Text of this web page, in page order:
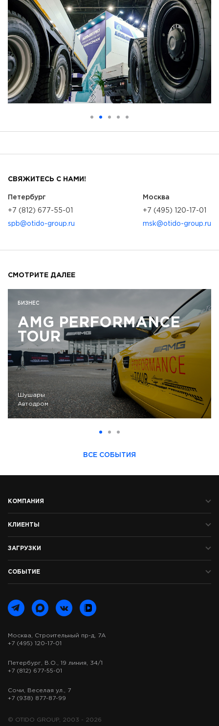
СВЯЖИТЕСЬ С НАМИ!
Петербург
+7 (812) 677-55-01
spb@otido-group.ru
Москва
+7 (495) 120-17-01
msk@otido-group.ru
СМОТРИТЕ ДАЛЕЕ
БИЗНЕС
AMG PERFORMANCE
TOUR
Шушары
Автодром
ВСЕ СОБЫТИЯ
Москва, Строительный пр-д, 7А
+7 (495) 120-17-01
Петербург, В.О., 19 линия, 34/1
+7 (812) 677-55-01
Сочи, Веселая ул., 7
+7 (938) 877-87-99
© OTIDO GROUP, 2003 - 2026
КОМПАНИЯ
КЛИЕНТЫ
ЗАГРУЗКИ
СОБЫТИЕ